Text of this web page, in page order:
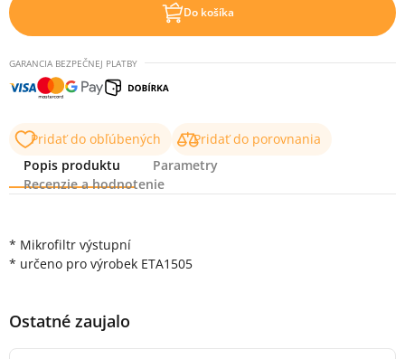
Do košíka
GARANCIA BEZPEČNEJ PLATBY
Pridať do obľúbených
Pridať do porovnania
Popis produktu
Parametry
Recenzie a hodnotenie
* Mikrofiltr výstupní
* určeno pro výrobek ETA1505
Ostatné zaujalo